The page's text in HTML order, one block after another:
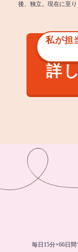
後、独立。現在に至り
私が担
詳
毎日15分×66日